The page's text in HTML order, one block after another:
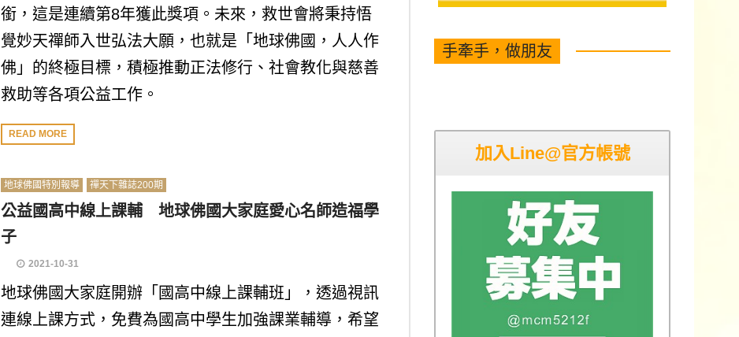
銜，這是連續第8年獲此獎項。未來，救世會將秉持悟
覺妙天禪師入世弘法大願，也就是「地球佛國，人人作
佛」的終極目標，積極推動正法修行、社會教化與慈善
救助等各項公益工作。
READ MORE
地球佛國特別報導 禪天下雜誌200期
公益國高中線上課輔 地球佛國大家庭愛心名師造福學
子
2021-10-31
地球佛國大家庭開辦「國高中線上課輔班」，透過視訊
連線上課方式，免費為國高中學生加強課業輔導，希望
手牽手，做朋友
加入Line@官方帳號